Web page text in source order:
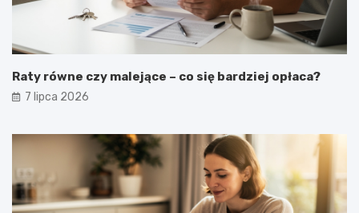
Raty równe czy malejące – co się bardziej opłaca?
7 lipca 2026